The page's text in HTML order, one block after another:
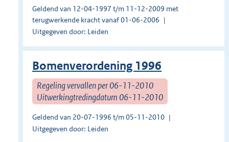
Geldend van 12-04-1997 t/m 11-12-2009 met
terugwerkende kracht vanaf 01-06-2006
Uitgegeven door: Leiden
Bomenverordening 1996
Regeling vervallen per 06-11-2010
Uitwerkingtredingdatum 06-11-2010
Geldend van 20-07-1996 t/m 05-11-2010
Uitgegeven door: Leiden